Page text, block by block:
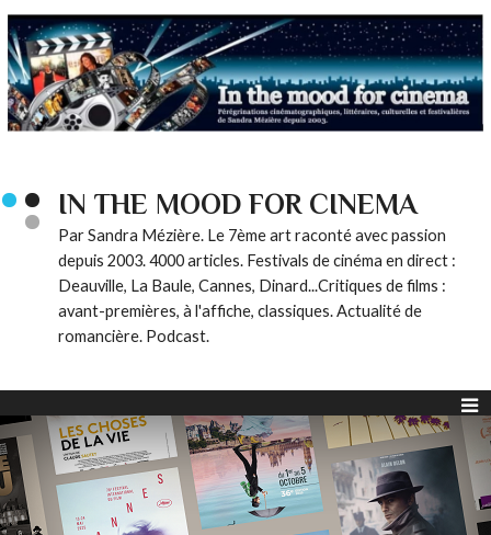
IN THE MOOD FOR CINEMA
Par Sandra Mézière. Le 7ème art raconté avec passion
depuis 2003. 4000 articles. Festivals de cinéma en direct :
Deauville, La Baule, Cannes, Dinard...Critiques de films :
avant-premières, à l'affiche, classiques. Actualité de
romancière. Podcast.